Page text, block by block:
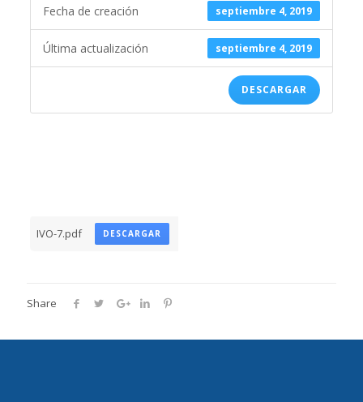
septiembre 4, 2019
Fecha de creación
septiembre 4, 2019
Última actualización
DESCARGAR
IVO-7.pdf DESCARGAR
Share